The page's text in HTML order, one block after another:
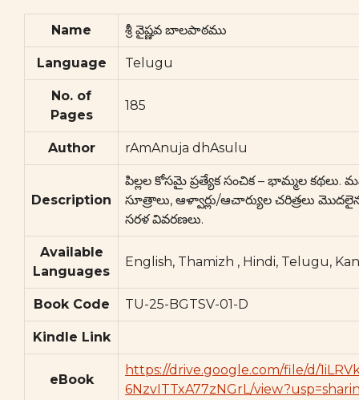
Name శ్రీ వైష్ణవ బాలపాఠము
Language Telugu
No. of
Pages
185
Author rAmAnuja dhAsulu
Description
పిల్లల కోసమై ప్రత్యేక సంచిక – భామ్మల కథలు.
సూత్రాలు, ఆళ్వార్లు/ఆచార్యుల చరిత్రలు
సరళ వివరణలు.
Available
Languages
English, Thamizh , Hindi, Telugu,
Book Code TU-25-BGTSV-01-D
Kindle Link
eBook
https://drive.google.com/file/d/
6NzvITTxA77zNGrL/